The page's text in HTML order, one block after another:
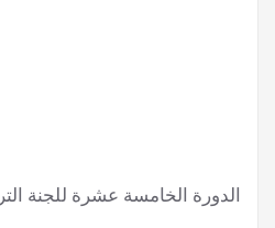
الدورة الخامسة عشرة للجنة